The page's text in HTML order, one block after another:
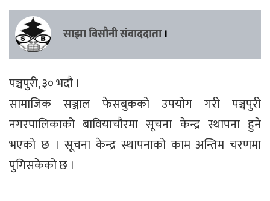
साझा बिसौनी संवाददाता ।
पञ्चपुरी, ३० भदौ ।
सामाजिक सञ्जाल फेसबुकको उपयोग गरी पञ्चपुरी
नगरपालिकाको बावियाचौरमा सूचना केन्द्र स्थापना हुने
भएको छ । सूचना केन्द्र स्थापनाको काम अन्तिम चरणमा
पुगिसकेको छ ।